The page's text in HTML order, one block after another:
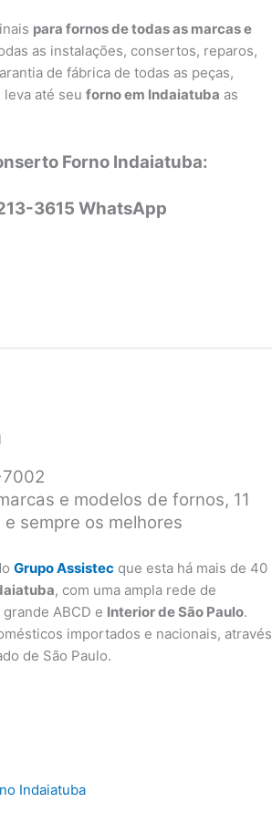
para fornos de todas as marcas e
as instalações, consertos, reparos,
de fábrica de todas as peças,
leva até seuforno em Indaiatuba as
Forno Indaiatuba:
3615 WhatsApp
e modelos de fornos, 11
sempre os melhores
Grupo Assistec que esta há mais de 40
, com uma ampla rede de
ABCD e Interior de São Paulo.
importados e nacionais, através
de São Paulo.